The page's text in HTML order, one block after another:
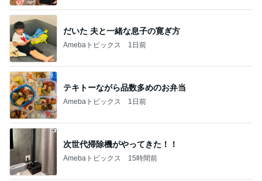
だいた 夫と一緒な息子の寛ぎ方
Amebaトピックス 1日前
テキトーながら品数多めのお弁当
Amebaトピックス 1日前
次世代掃除機がやってきた！！
Amebaトピックス 15時間前